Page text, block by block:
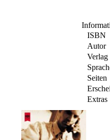
ISBN
Autor
Verlag
Seiten
Extras